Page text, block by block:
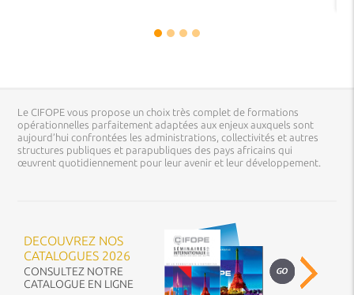
Le CIFOPE vous propose un choix très complet de formations
opérationnelles parfaitement adaptées aux enjeux auxquels sont
aujourd’hui confrontées les administrations, collectivités et autres
structures publiques et parapubliques des pays africains qui
œuvrent quotidiennement pour leur avenir et leur développement.
DECOUVREZ NOS
CATALOGUES 2026
CONSULTEZ NOTRE
CATALOGUE EN LIGNE